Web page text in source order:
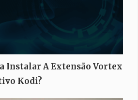
Instalar A Extensão Vortex
Kodi?